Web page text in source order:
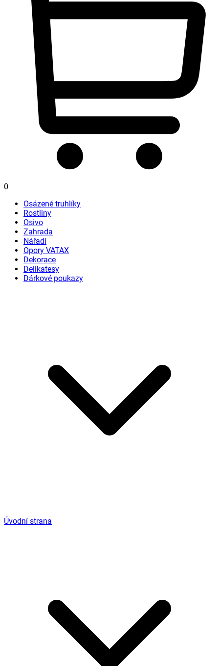
0
Osázené truhlíky
Rostliny
Osivo
Zahrada
Nářadí
Opory VATAX
Dekorace
Delikatesy
Dárkové poukazy
Úvodní strana